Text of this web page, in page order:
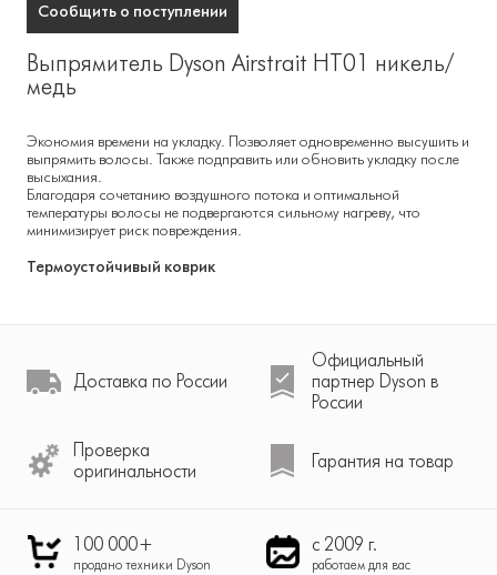
Выпрямитель Dyson Airstrait HT01 никель/
медь
Экономия времени на укладку. Позволяет одновременно высушить и
выпрямить волосы. Также подправить или обновить укладку после
высыхания.
Благодаря сочетанию воздушного потока и оптимальной
температуры волосы не подвергаются сильному нагреву, что
минимизирует риск повреждения.
Термоустойчивый коврик
Сообщить о поступлении
Доставка по России
Официальный
партнер Dyson в
России
Проверка
оригинальности
Гарантия на товар
100 000+
продано техники Dyson
с 2009 г.
работаем для вас